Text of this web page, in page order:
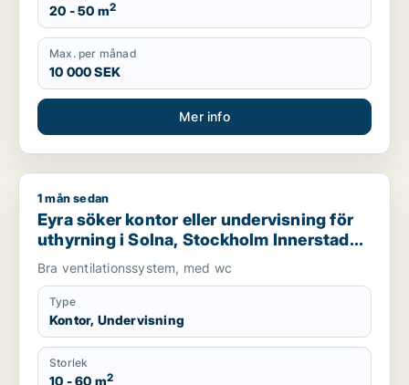
20 - 50 m2
Max. per månad
10 000 SEK
Mer info
Eyra söker kontor eller undervisning för uthyrning i Solna,
1 mån sedan
Eyra söker kontor eller undervisning för
uthyrning i Solna, Stockholm Innerstad
eller Kungsholmen m.fl.
Bra ventilationssystem, med wc
Type
Kontor, Undervisning
Storlek
10 - 60 m2